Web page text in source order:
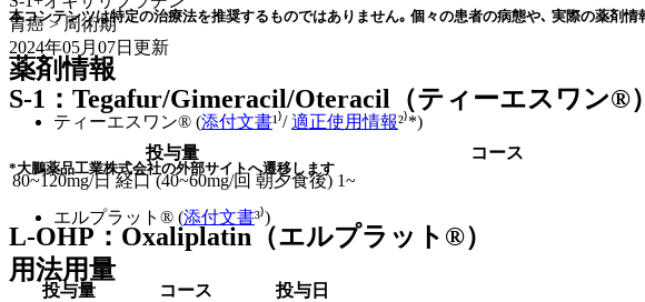
本コンテンツは特定の治療法を推奨するものではありません｡ 個々の患者の病態や､ 実際の薬剤
薬剤情報
ティーエスワン® (添付文書¹⁾/適正使用情報²⁾*)
*大鵬薬品工業株式会社の外部サイトへ遷移します
エルプラット® (添付文書³⁾)
用法用量
胃癌 > 周術期
2024年05月07日 更新
S-1：Tegafur/Gimeracil/Oteracil（ティーエスワン®）
投与量 コース
80~120mg/日 経口 (40~60mg/回 朝夕食後) 1~
L-OHP：Oxaliplatin（エルプラット®）
投与量 コース
投与日